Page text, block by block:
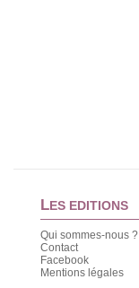
LES EDITIONS
Qui sommes-nous ?
Contact
Facebook
Mentions légales